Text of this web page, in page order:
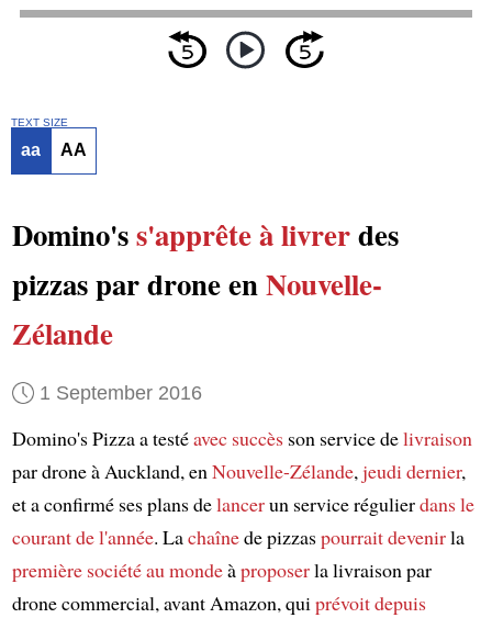
TEXT SIZE
aa AA
Domino'ss'apprête àlivrerdes
pizzas par drone enNouvelle-
Zélande
1 September 2016
Domino's Pizza a testéavec succèsson service delivraison
par drone à Auckland, enNouvelle-Zélande,jeudi dernier,
et a confirmé ses plans delancerun service régulierdans le
courant de l'année. Lachaînede pizzaspourrait devenirla
première sociétéau mondeàproposerla livraison par
drone commercial, avant Amazon, quiprévoit depuis